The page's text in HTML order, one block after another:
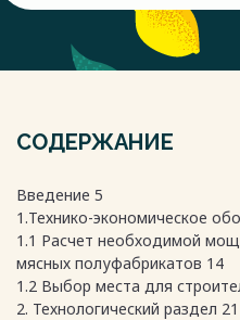
СОДЕРЖАНИЕ
Введение 5
1.Технико-экономическое
1.1 Расчет необходимой
мясных полуфабрикатов 14
1.2 Выбор места для
2. Технологический раздел 21